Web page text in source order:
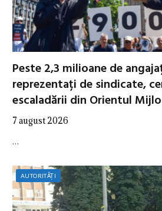
Peste 2,3 milioane de
reprezentați de sindicate,
escaladării din Orientul
7 august 2026
…
AUTORITĂȚI